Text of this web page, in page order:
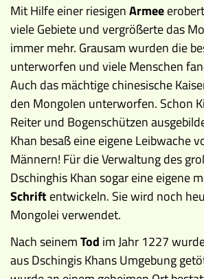
Mit Hilfe einer riesigenArmee
viele Gebiete und vergrößerte das
immer mehr. Grausam wurden die
unterworfen und viele Menschen
Auch das mächtige chinesische
den Mongolen unterworfen. Schon
Reiter und Bogenschützen
Khan besaß eine eigene Leibwache
Männern! Für die Verwaltung des
Dschinghis Khan sogar eine eigene
Schriftentwickeln. Sie wird noch
Mongolei verwendet.
Nach seinemTod im Jahr 1227
aus Dschingis Khans Umgebung